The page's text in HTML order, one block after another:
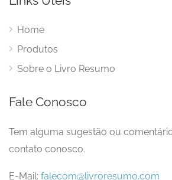
Home
Produtos
Sobre o Livro Resumo
Fale Conosco
Tem alguma sugestão ou
contato conosco.
E-Mail: falecom@livroresumo.com